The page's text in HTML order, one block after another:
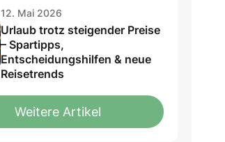
12. Mai 2026
Urlaub trotz steigender Preise
– Spartipps,
Entscheidungshilfen & neue
Reisetrends
Weitere Artikel